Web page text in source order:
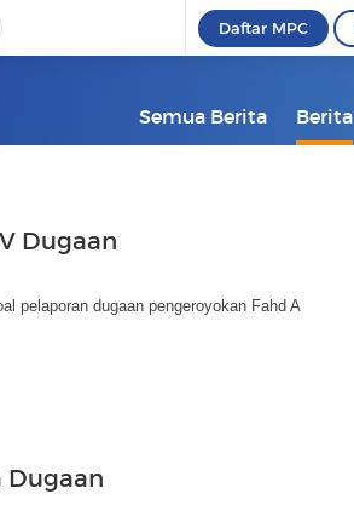
Daftar MPC
Semua Berita Berita
Dugaan
pelaporan dugaan pengeroyokan Fahd A
Dugaan